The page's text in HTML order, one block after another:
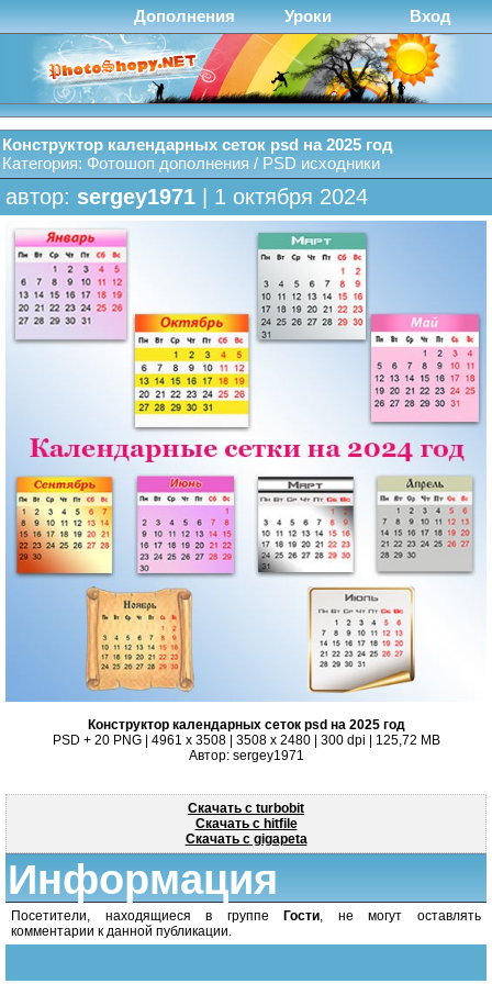
Дополнения Уроки Вход
Конструктор календарных сеток psd на 2025 год
Категория: Фотошоп дополнения / PSD исходники
автор: sergey1971 | 1 октября 2024
Конструктор календарных сеток psd на 2025 год
PSD + 20 PNG | 4961 x 3508 | 3508 x 2480 | 300 dpi | 125,72 MB
Автор: sergey1971
Скачать с turbobit
Скачать с hitfile
Скачать с gigapeta
Информация
Посетители, находящиеся в группе Гости, не могут оставлять
комментарии к данной публикации.